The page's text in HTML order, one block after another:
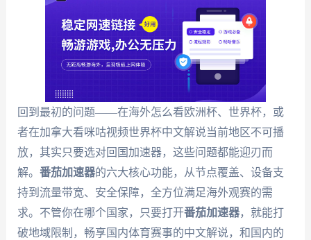
回到最初的问题——在海外怎么看欧洲杯、世界杯，或
者在加拿大看咪咕视频世界杯中文解说当前地区不可播
放，其实只要选对回国加速器，这些问题都能迎刃而
解。 番茄加速器的六大核心功能，从节点覆盖、设备支
持到流量带宽、安全保障，全方位满足海外观赛的需
求。不管你在哪个国家，只要打开番茄加速器，就能打
破地域限制，畅享国内体育赛事的中文解说，和国内的